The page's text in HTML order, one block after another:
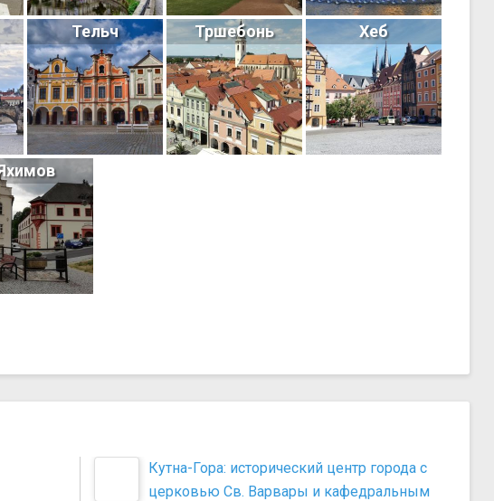
Тельч Тршебонь Хеб
Кутна-Гора: исторический центр города с
церковью Св. Варвары и кафедральным